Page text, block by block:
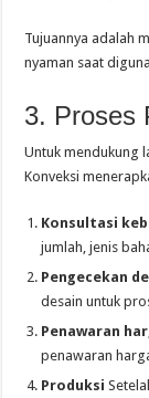
Tujuannya adalah
nyaman saat
3. Proses
Untuk mendukung
Konveksi
Konsultasi
jumlah, jenis
Pengecekan
desain untuk
Penawaran
penawaran
Produksi